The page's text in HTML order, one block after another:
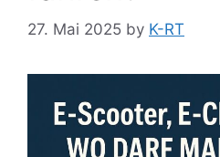
27. Mai 2025 by K-RT